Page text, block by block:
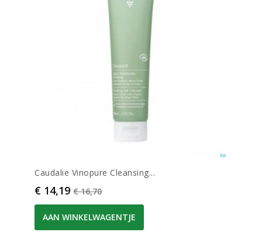
Caudalie Vinopure Cleansing...
Prijs
€ 14,19 Normale prijs
€ 16,70
AAN WINKELWAGENTJE